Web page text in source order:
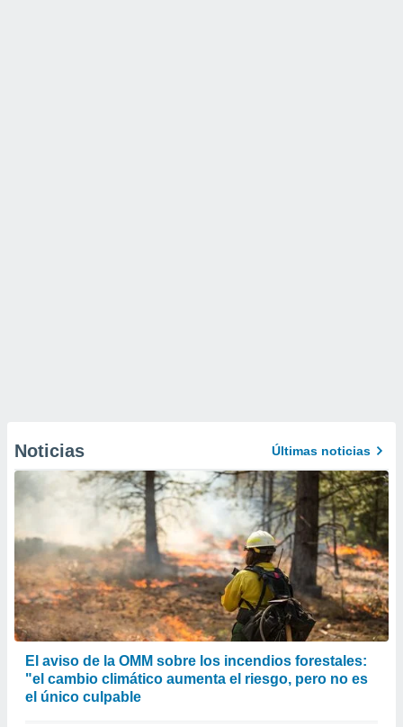
Noticias Últimas noticias
El aviso de la OMM sobre los incendios forestales:
"el cambio climático aumenta el riesgo, pero no es
el único culpable